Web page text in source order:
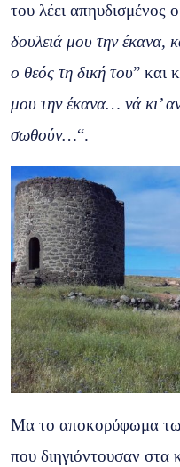
του λέει απηυδισμένος
δουλειά μου την έκανα,
ο θεός τη δική του” και
μου την έκανα… νά κι’
σωθούν…“.
Μα το αποκορύφωμα
που διηγιόντουσαν στα